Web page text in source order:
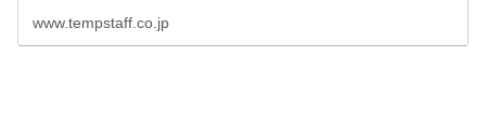
www.tempstaff.co.jp